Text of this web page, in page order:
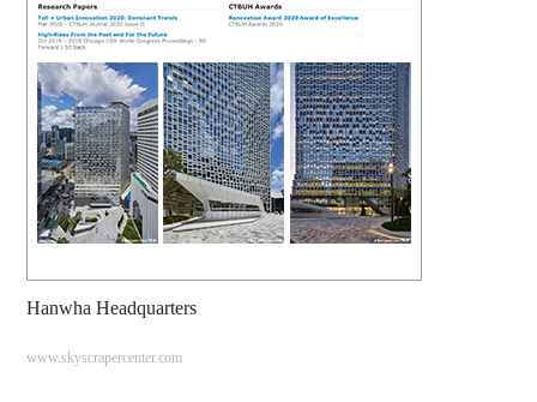
Hanwha Headquarters
www.skyscrapercenter.com